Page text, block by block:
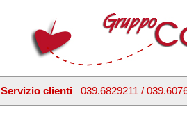
Servizio clienti 039.6829211 /